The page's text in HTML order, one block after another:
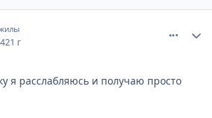
21 г
я расслабляюсь и получаю просто